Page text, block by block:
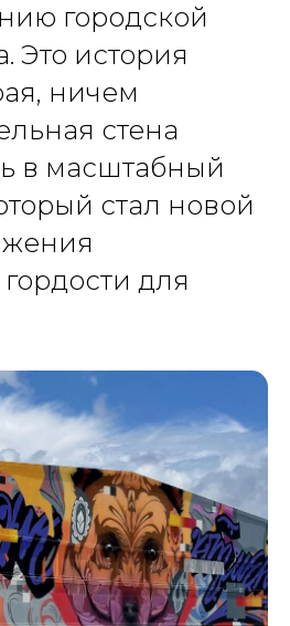
городской
Это история
ничем
стена
в масштабный
стал новой
для